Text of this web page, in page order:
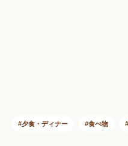
夕食・ディナー 食べ物